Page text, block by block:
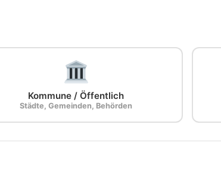
Kommune / Öffentlich
Städte, Gemeinden, Behörden